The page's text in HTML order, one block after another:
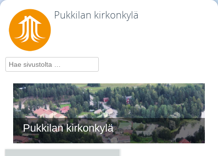
Pukkilan kirkonkylä
Hae
Pukkilan kirkonkylä